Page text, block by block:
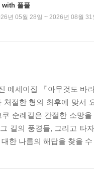
with 풀풀
년 05월 28일 ~ 2026년 08월 31
에세이집 『아무것도 바라
절한 형의 최후에 맞서
순례길은 간절한 소망
길의 풍경들, 그리고 타
한 나름의 해답을 찾을